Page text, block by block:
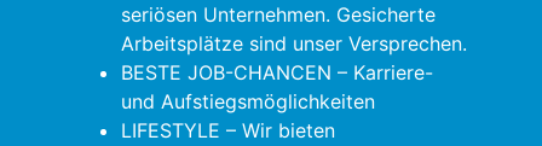
seriösen Unternehmen. Gesicherte
Arbeitsplätze sind unser Versprechen.
BESTE JOB-CHANCEN – Karriere-
und Aufstiegsmöglichkeiten
LIFESTYLE – Wir bieten